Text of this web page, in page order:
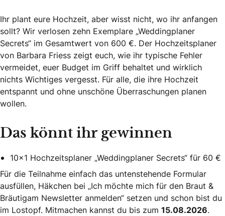
Ihr plant eure Hochzeit, aber wisst nicht, wo ihr anfangen
sollt? Wir verlosen zehn Exemplare „Weddingplaner
Secrets“ im Gesamtwert von 600 €. Der Hochzeitsplaner
von Barbara Friess zeigt euch, wie ihr typische Fehler
vermeidet, euer Budget im Griff behaltet und wirklich
nichts Wichtiges vergesst. Für alle, die ihre Hochzeit
entspannt und ohne unschöne Überraschungen planen
wollen.
Das könnt ihr gewinnen
10×1 Hochzeitsplaner „Weddingplaner Secrets“ für 60 €
Für die Teilnahme einfach das untenstehende Formular
ausfüllen, Häkchen bei „Ich möchte mich für den Braut &
Bräutigam Newsletter anmelden“ setzen und schon bist du
im Lostopf. Mitmachen kannst du bis zum 15.08.2026.